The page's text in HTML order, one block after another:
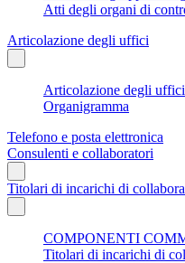
Atti degli organi di
Articolazione degli uffici
Articolazione degli uffici
Organigramma
Telefono e posta elettronica
Consulenti e collaboratori
Titolari di incarichi di
COMPONENTI
Titolari di incarichi di